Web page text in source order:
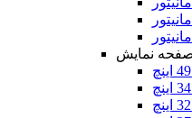
صفحه نمایش